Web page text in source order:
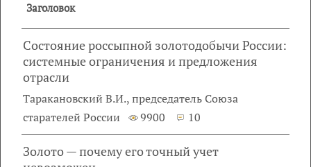
Заголовок
Состояние россыпной золотодобычи России:
системные ограничения и предложения
отрасли
Таракановский В.И., председатель Союза
старателей России
9900 10
Золото — почему его точный учет